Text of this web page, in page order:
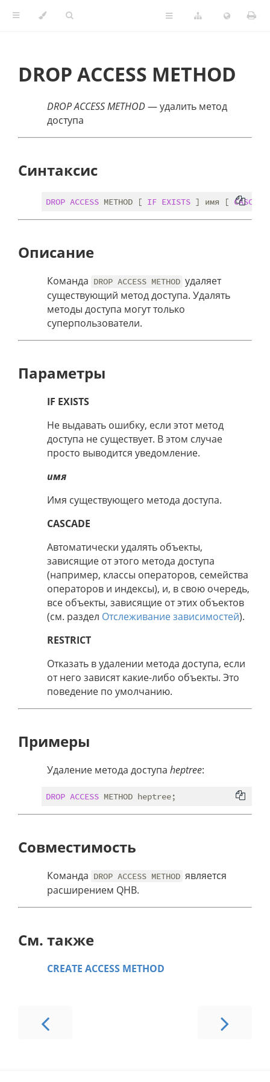
DROP ACCESS METHOD
DROP ACCESS METHOD— удалить метод
доступа
Синтаксис
DROP ACCESS METHOD [ IF EXISTS ] имя [ CASCADE
Описание
Команда DROP ACCESS METHOD удаляет
существующий метод доступа. Удалять
методы доступа могут только
суперпользователи.
Параметры
IF EXISTS
Не выдавать ошибку, если этот метод
доступа не существует. В этом случае
просто выводится уведомление.
имя
Имя существующего метода доступа.
CASCADE
Автоматически удалять объекты,
зависящие от этого метода доступа
(например, классы операторов, семейства
операторов и индексы), и, в свою очередь,
все объекты, зависящие от этих объектов
(см. раздел Отслеживание зависимостей).
RESTRICT
Отказать в удалении метода доступа, если
от него зависят какие-либо объекты. Это
поведение по умолчанию.
Примеры
Удаление метода доступа heptree:
DROP ACCESS
Совместимость
Команда DROP ACCESS METHOD является
расширением QHB.
См. также
CREATE ACCESS METHOD